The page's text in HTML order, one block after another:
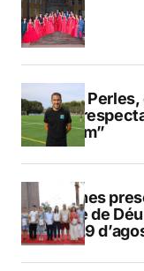
Pere Perles,
que
estem”
Duanes
Mare de
del 29